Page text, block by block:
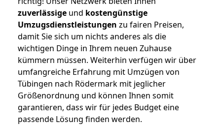
zuverlässige und kostengünstige
Umzugsdienstleistungen zu fairen Preisen,
damit Sie sich um nichts anderes als die
wichtigen Dinge in Ihrem neuen Zuhause
kümmern müssen. Weiterhin verfügen wir über
umfangreiche Erfahrung mit Umzügen von
Tübingen nach Rödermark mit jeglicher
Größenordnung und können Ihnen somit
garantieren, dass wir für jedes Budget eine
passende Lösung finden werden.